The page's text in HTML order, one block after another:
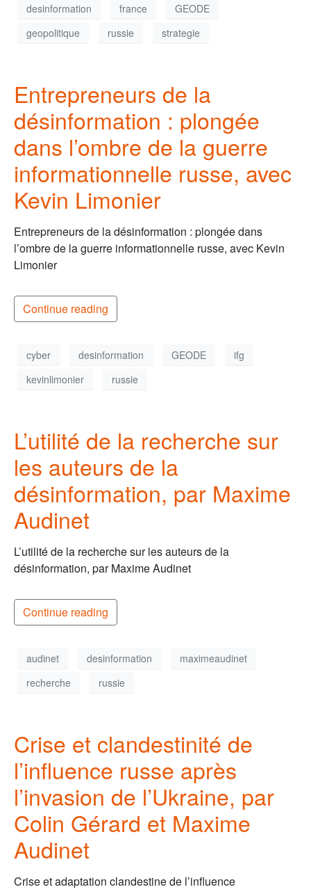
desinformation france
GEODE
geopolitique
russie strategie
Entrepreneurs de la
désinformation : plongée
dans l’ombre de la guerre
informationnelle russe, avec
Kevin Limonier
Entrepreneurs de la désinformation : plongée dans
l’ombre de la guerre informationnelle russe, avec Kevin
Limonier
Continue reading
cyber desinformation GEODE
ifg
kevinlimonier
russie
L’utilité de la recherche sur
les auteurs de la
désinformation, par Maxime
Audinet
L’utilité de la recherche sur les auteurs de la
désinformation, par Maxime Audinet
Continue reading
audinet desinformation
maximeaudinet
recherche
russie
Crise et clandestinité de
l’influence russe après
l’invasion de l’Ukraine, par
Colin Gérard et Maxime
Audinet
Crise et adaptation clandestine de l’influence